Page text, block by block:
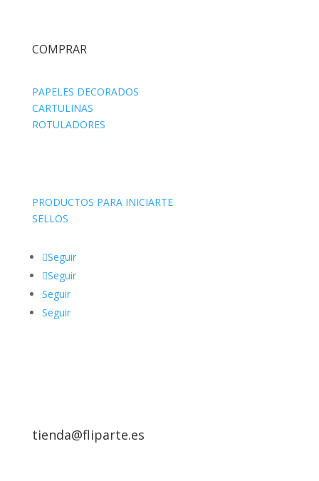
COMPRAR
PAPELES DECORADOS
CARTULINAS
ROTULADORES
PRODUCTOS PARA INICIARTE
SELLOS
Seguir
Seguir
Seguir
Seguir
tienda@fliparte.es